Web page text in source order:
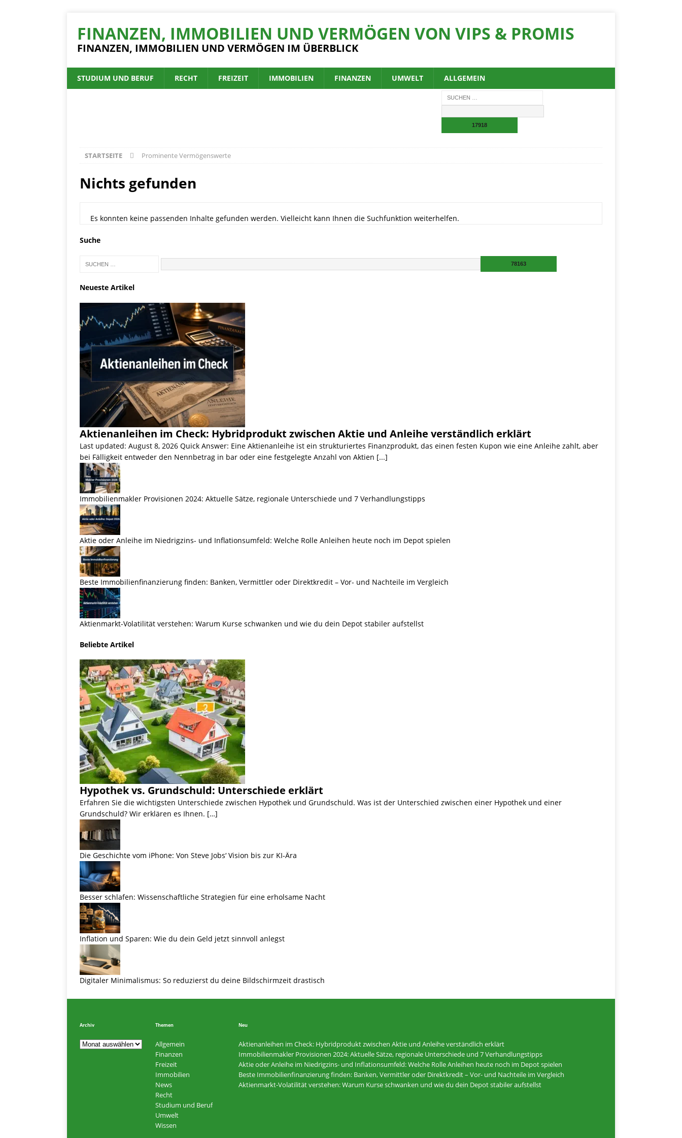
FINANZEN, IMMOBILIEN UND VERMÖGEN VON VIPS & PROMIS
FINANZEN, IMMOBILIEN UND VERMÖGEN IM ÜBERBLICK
STUDIUM UND BERUF RECHT FREIZEIT IMMOBILIEN FINANZEN UMWELT ALLGEMEIN
STARTSEITE Prominente Vermögenswerte
Nichts gefunden
Es konnten keine passenden Inhalte gefunden werden. Vielleicht kann Ihnen die Suchfunktion weiterhelfen.
Suche
Neueste Artikel
Aktienanleihen im Check: Hybridprodukt zwischen Aktie und Anleihe verständlich erklärt
Last updated: August 8, 2026 Quick Answer: Eine Aktienanleihe ist ein strukturiertes Finanzprodukt, das einen festen Kupon wie eine Anleihe zahlt, aber
bei Fälligkeit entweder den Nennbetrag in bar oder eine festgelegte Anzahl von Aktien [...]
Immobilienmakler Provisionen 2024: Aktuelle Sätze, regionale Unterschiede und 7 Verhandlungstipps
Aktie oder Anleihe im Niedrigzins- und Inflationsumfeld: Welche Rolle Anleihen heute noch im Depot spielen
Beste Immobilienfinanzierung finden: Banken, Vermittler oder Direktkredit – Vor- und Nachteile im Vergleich
Aktienmarkt-Volatilität verstehen: Warum Kurse schwanken und wie du dein Depot stabiler aufstellst
Beliebte Artikel
Hypothek vs. Grundschuld: Unterschiede erklärt
Erfahren Sie die wichtigsten Unterschiede zwischen Hypothek und Grundschuld. Was ist der Unterschied zwischen einer Hypothek und einer
Grundschuld? Wir erklären es Ihnen. […]
Die Geschichte vom iPhone: Von Steve Jobs‘ Vision bis zur KI-Ära
Besser schlafen: Wissenschaftliche Strategien für eine erholsame Nacht
Inflation und Sparen: Wie du dein Geld jetzt sinnvoll anlegst
Digitaler Minimalismus: So reduzierst du deine Bildschirmzeit drastisch
Archiv Themen
Allgemein
Finanzen
Freizeit
Immobilien
News
Recht
Studium und Beruf
Umwelt
Wissen
Neu
Aktienanleihen im Check: Hybridprodukt zwischen Aktie und Anleihe verständlich erklärt
Immobilienmakler Provisionen 2024: Aktuelle Sätze, regionale Unterschiede und 7 Verhandlungstipps
Aktie oder Anleihe im Niedrigzins- und Inflationsumfeld: Welche Rolle Anleihen heute noch im Depot spielen
Beste Immobilienfinanzierung finden: Banken, Vermittler oder Direktkredit – Vor- und Nachteile im Vergleich
Aktienmarkt-Volatilität verstehen: Warum Kurse schwanken und wie du dein Depot stabiler aufstellst